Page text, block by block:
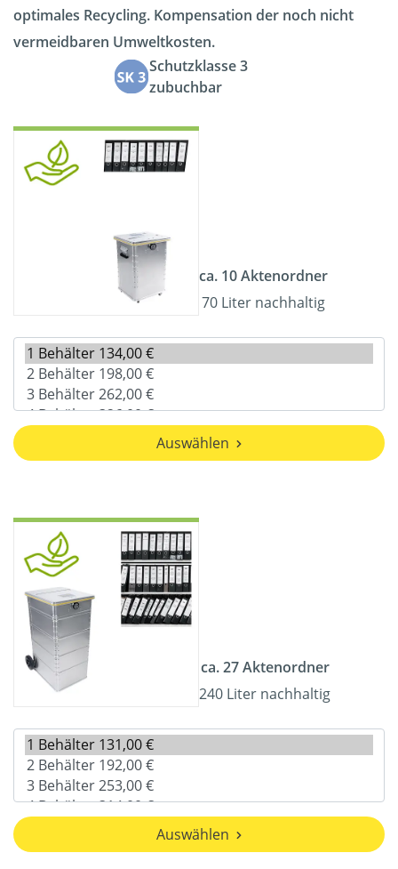
optimales Recycling. Kompensation der noch nicht
vermeidbaren Umweltkosten.
Schutzklasse 3
zubuchbar
ca. 10 Aktenordner
70 Liter nachhaltig
Auswählen
ca. 27 Aktenordner
240 Liter nachhaltig
Auswählen